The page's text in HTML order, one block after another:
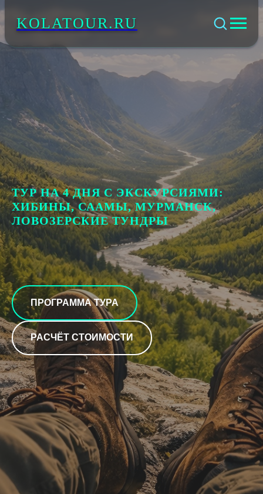
KOLATOUR.RU
ТУР НА 4 ДНЯ С ЭКСКУРСИЯМИ:
ХИБИНЫ, СААМЫ, МУРМАНСК,
ЛОВОЗЕРСКИЕ ТУНДРЫ
ПРОГРАММА ТУРА
РАСЧЁТ СТОИМОСТИ